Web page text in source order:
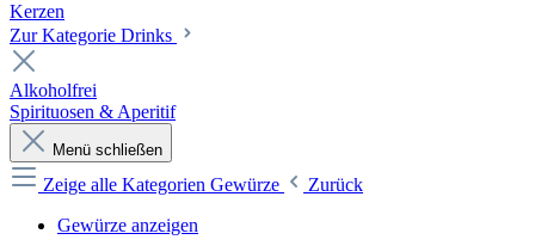
Kerzen
Zur Kategorie Drinks
Alkoholfrei
Spirituosen & Aperitif
Menü schließen
Zeige alle Kategorien Gewürze
Zurück
Gewürze anzeigen